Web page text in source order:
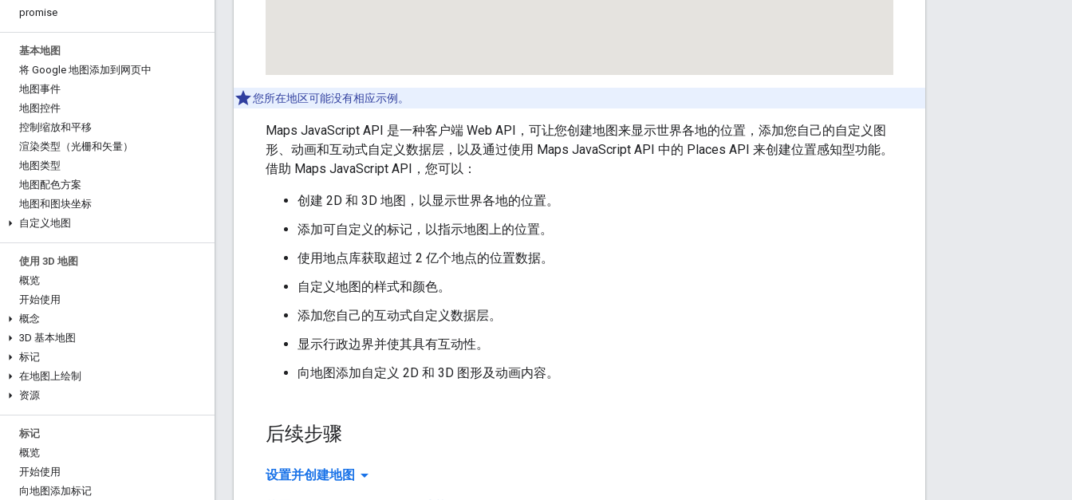
promise
基本地图
将 Google 地图添加到网页中
地图事件
地图控件
控制缩放和平移
渲染类型（光栅和矢量）
地图类型
地图配色方案
地图和图块坐标
自定义地图
使用 3D 地图
概览
开始使用
概念
3D 基本地图
标记
在地图上绘制
资源
标记
概览
开始使用
向地图添加标记
您所在地区可能没有相应示例。
Maps JavaScript API 是一种客户端 Web API，可让您创建地图来显示世界各地的位置，添加您自己的自定义图
形、动画和互动式自定义数据层，以及通过使用 Maps JavaScript API 中的 Places API 来创建位置感知型功能。
借助 Maps JavaScript API，您可以：
创建 2D 和 3D 地图，以显示世界各地的位置。
添加可自定义的标记，以指示地图上的位置。
使用地点库获取超过 2 亿个地点的位置数据。
自定义地图的样式和颜色。
添加您自己的互动式自定义数据层。
显示行政边界并使其具有互动性。
向地图添加自定义 2D 和 3D 图形及动画内容。
后续步骤
设置并创建地图 arrow_drop_down